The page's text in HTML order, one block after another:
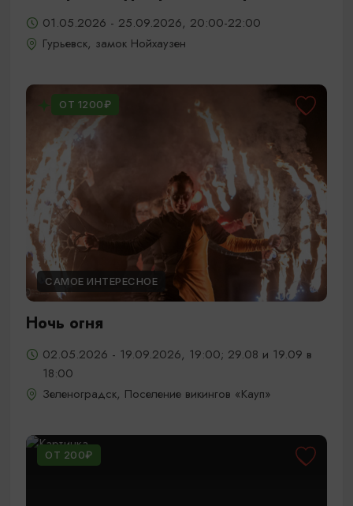
01.05.2026 - 25.09.2026, 20:00-22:00
Гурьевск, замок Нойхаузен
ОТ 1200₽
САМОЕ ИНТЕРЕСНОЕ
Ночь огня
02.05.2026 - 19.09.2026, 19:00; 29.08 и 19.09 в
18:00
Зеленоградск, Поселение викингов «Кауп»
ОТ 200₽